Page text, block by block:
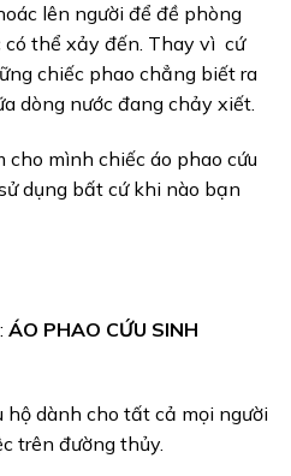
lên người để đề phòng
thể xảy đến. Thay vì cứ
chiếc phao chẳng biết ra
dòng nước đang chảy xiết.
mình chiếc áo phao cứu
dụng bất cứ khi nào bạn
ÁO PHAO CỨU SINH
hộ dành cho tất cả mọi người
trên đường thủy.